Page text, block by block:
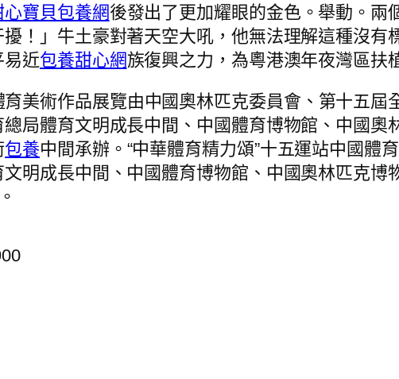
心寶貝包養網後發出了更加耀眼的金色。舉動。兩
！」牛土豪對著天空大吼，他無法理解這種沒有
易近包養甜心網族復興之力，為粵港澳年夜灣區扶
美術作品展覽由中國奧林匹克委員會、第十五
局體育文明成長中間、中國體育博物館、中國
包養中間承辦。“中華體育精力頌”十五運站中國體
文明成長中間、中國體育博物館、中國奧林匹克博